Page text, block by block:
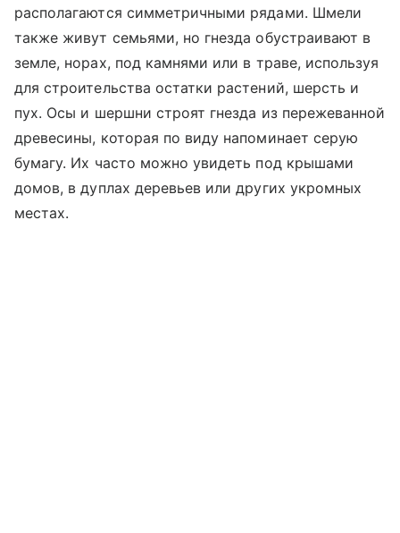
располагаются симметричными рядами. Шмели
также живут семьями, но гнезда обустраивают в
земле, норах, под камнями или в траве, используя
для строительства остатки растений, шерсть и
пух. Осы и шершни строят гнезда из пережеванной
древесины, которая по виду напоминает серую
бумагу. Их часто можно увидеть под крышами
домов, в дуплах деревьев или других укромных
местах.